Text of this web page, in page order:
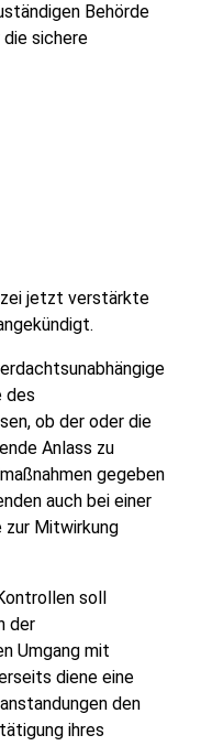
Behörde
die sichere
jetzt verstärkte
des
ob der oder die
Anlass zu
gegeben
auch bei einer
zur Mitwirkung
soll
der
Umgang mit
diene eine
den
ihres